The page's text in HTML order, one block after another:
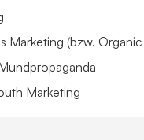
Marketing (bzw.
Marketing